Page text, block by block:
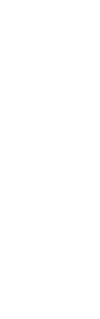
–
i
są
stanu